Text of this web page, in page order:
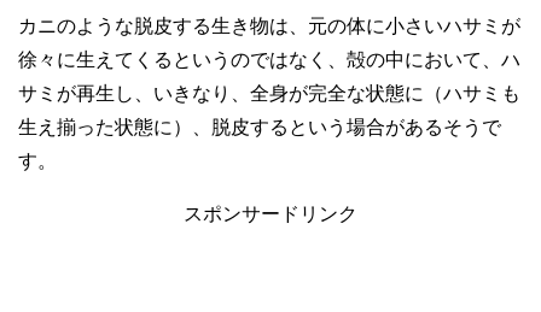
カニのような脱皮する生き物は、元の体に小さいハサミが
徐々に生えてくるというのではなく、殻の中において、ハ
サミが再生し、いきなり、全身が完全な状態に（ハサミも
生え揃った状態に）、脱皮するという場合があるそうで
す。
スポンサードリンク